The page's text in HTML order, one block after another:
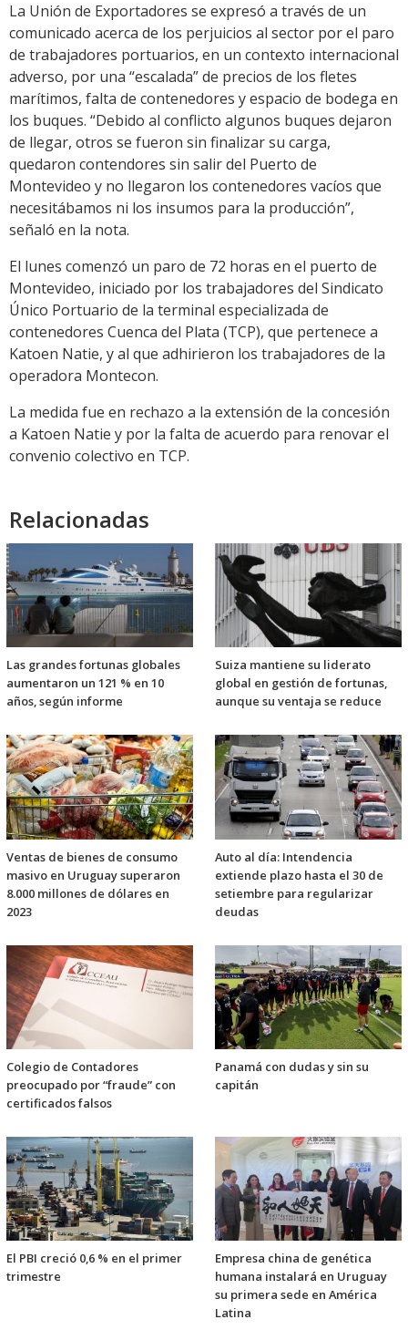
La Unión de Exportadores se expresó a través de un
comunicado acerca de los perjuicios al sector por el paro
de trabajadores portuarios, en un contexto internacional
adverso, por una “escalada” de precios de los fletes
marítimos, falta de contenedores y espacio de bodega en
los buques. “Debido al conflicto algunos buques dejaron
de llegar, otros se fueron sin finalizar su carga,
quedaron contendores sin salir del Puerto de
Montevideo y no llegaron los contenedores vacíos que
necesitábamos ni los insumos para la producción”,
señaló en la nota.
El lunes comenzó un paro de 72 horas en el puerto de
Montevideo, iniciado por los trabajadores del Sindicato
Único Portuario de la terminal especializada de
contenedores Cuenca del Plata (TCP), que pertenece a
Katoen Natie, y al que adhirieron los trabajadores de la
operadora Montecon.
La medida fue en rechazo a la extensión de la concesión
a Katoen Natie y por la falta de acuerdo para renovar el
convenio colectivo en TCP.
Relacionadas
Las grandes fortunas globales
aumentaron un 121 % en 10
años, según informe
Suiza mantiene su liderato
global en gestión de fortunas,
aunque su ventaja se reduce
Ventas de bienes de consumo
masivo en Uruguay superaron
8.000 millones de dólares en
2023
Auto al día: Intendencia
extiende plazo hasta el 30 de
setiembre para regularizar
deudas
Colegio de Contadores
preocupado por “fraude” con
certificados falsos
Panamá con dudas y sin su
capitán
El PBI creció 0,6 % en el primer
trimestre
Empresa china de genética
humana instalará en Uruguay
su primera sede en América
Latina